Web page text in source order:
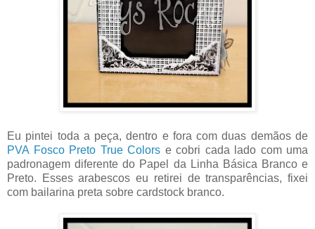
Eu pintei toda a peça, dentro e fora com duas demãos de
PVA Fosco Preto True Colors e cobri cada lado com uma
padronagem diferente do Papel da Linha Básica Branco e
Preto. Esses arabescos eu retirei de transparências, fixei
com bailarina preta sobre cardstock branco.